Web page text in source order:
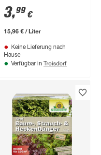
3,99 €
15,96 € / Liter
Keine Lieferung nach
Hause
Verfügbar in Troisdorf